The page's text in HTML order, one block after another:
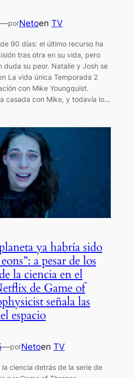
porNetoen TV
90 días: el último recurso ha
tras otra en su vida, pero
duda su peor. Natalie y Josh se
La vida única Temporada 2
con Mike Youngquist.
casada con Mike, y todavía lo…
ya habría sido
a pesar de los
la ciencia en el
de Game of
señala las
espacio
—porNetoen TV
ciencia detrás de la serie de